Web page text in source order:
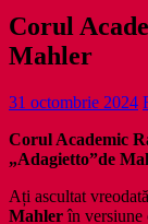
Corul
Mahler
31 octombrie 2024
Corul Academic
„Adagietto”de
Ați ascultat
Mahlerîn versiune